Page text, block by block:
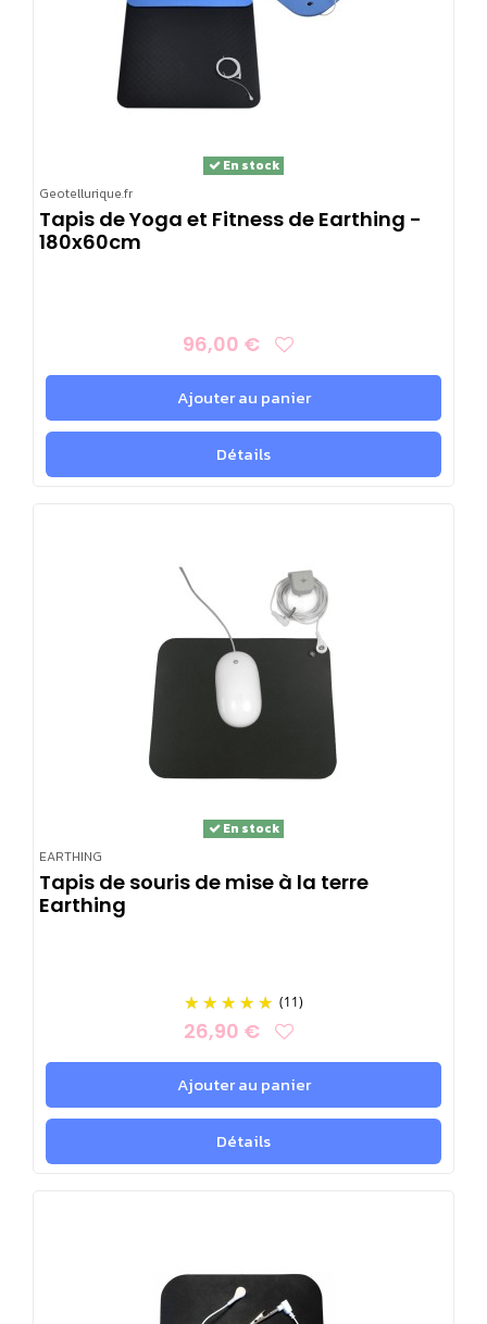
Geotellurique.fr
En stock
Tapis de Yoga et Fitness de Earthing -
180x60cm
96,00 €
Ajouter au panier
Détails
EARTHING
En stock
Tapis de souris de mise à la terre
Earthing
(11)
26,90 €
Ajouter au panier
Détails